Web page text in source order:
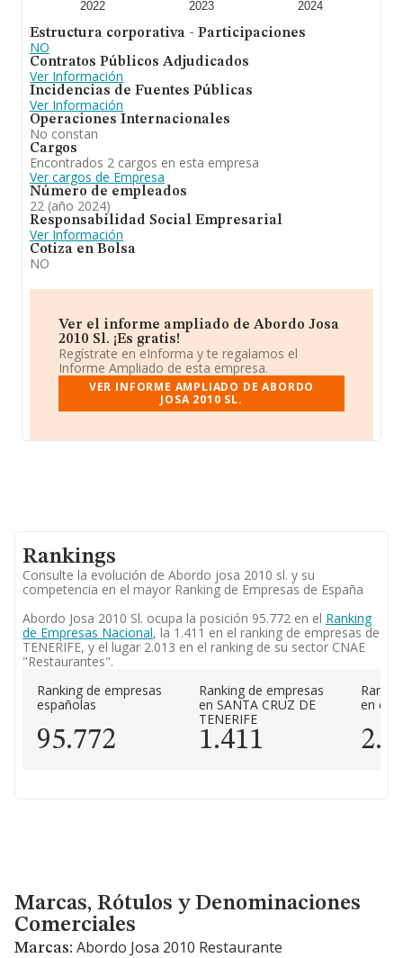
4087 empresas, con ventas en el año 2024 de 808
información relativa al ámbito de la empresa, la media
de antigüedad desde la constitución es de 12 años. La
media de empleados de las empresas es de 3.
En conclusión,Abordo Josa 2010 S.L
objeto. la sociedad tendrá por objeto principal lo
siguiente: cnae 5610: restaurantes y puestos de comida.
además podrá realizar las siguientes actividades: cnae
4782: comercio al por menor de productos textiles,
prendas de vestir y calzado en puestos de venta y
mercadillos. cnae 4751: comercio al p. En cuanto a la
posición en el ranking nacional, la empresa ha perdido
posiciones frente al 2023. En cuanto a la posición en el
ranking de sectores, la empresa ha perdido posiciones
frente al 2023.
2022 2023 2024
Estructura corporativa - Participaciones
NO
Contratos Públicos Adjudicados
Ver Información
Incidencias de Fuentes Públicas
Ver Información
Operaciones Internacionales
No constan
Cargos
Encontrados 2 cargos en esta empresa
Ver cargos de Empresa
Número de empleados
22 (año 2024)
Responsabilidad Social Empresarial
Ver Información
Cotiza en Bolsa
NO
Ver el informe ampliado de Abordo Josa
2010 Sl. ¡Es gratis!
Regístrate en eInforma y te regalamos el
Informe Ampliado de esta empresa.
VER INFORME AMPLIADO DE ABORDO
JOSA 2010 SL.
Rankings
Consulte la evolución de Abordo josa 2010 sl. y su
competencia en el mayor Ranking de Empresas de España
Abordo Josa 2010 Sl. ocupa la posición 95.772 en el Ranking
de Empresas Nacional, la 1.411 en el ranking de empresas de
TENERIFE, y el lugar 2.013 en el ranking de su sector CNAE
"Restaurantes".
Ranking de empresas
españolas
95.772
Ranking de empresas
en SANTA CRUZ DE
TENERIFE
1.411
en el
Marcas, Rótulos y Denominaciones Comerciales
Marcas, Rótulos y Denominaciones
Comerciales
Marcas: Abordo Josa 2010 Restaurante